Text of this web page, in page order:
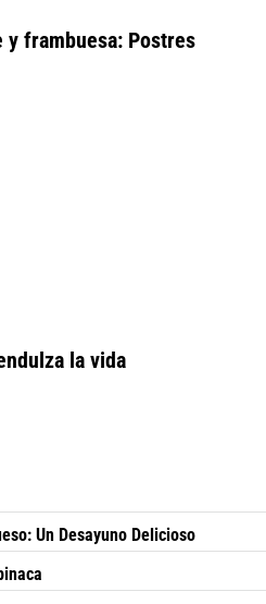
y frambuesa: Postres
la vida
Un Desayuno Delicioso